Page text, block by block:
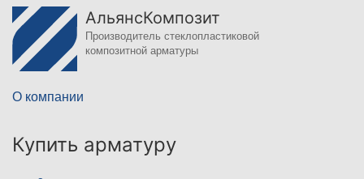
АльянсКомпозит
Производитель стеклопластиковой
композитной арматуры
О компании
Купить арматуру